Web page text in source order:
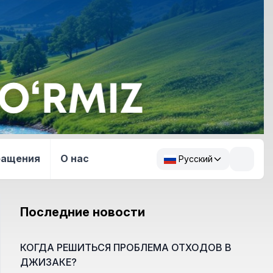
О нас Русский
Последние новости
КОГДА РЕШИТЬСЯ ПРОБЛЕМА ОТХОДОВ В
ДЖИЗАКЕ?